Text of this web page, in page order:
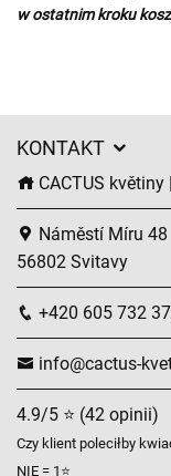
w ostatnim kroku
KONTAKT
CACTUS
Náměstí Míru 48
56802 Svitavy
+420 605 732
info@cactus-
4.9/5 ⭐ (42 opinii)
Czy klient poleciłby
NIE = 1⭐